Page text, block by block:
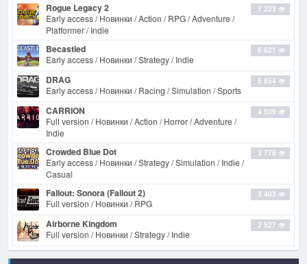
7 223
Rogue Legacy 2
Early access / Новинки / Action / RPG / Adventure /
Platformer / Indie
6 621
Becastled
Early access / Новинки / Strategy / Indie
5 854
DRAG
Early access / Новинки / Racing / Simulation / Sports
4 509
CARRION
Full version / Новинки / Action / Horror / Adventure /
Indie
3 779
Crowded Blue Dot
Early access / Новинки / Strategy / Simulation / Indie /
Casual
3 403
Fallout: Sonora (Fallout 2)
Full version / Новинки / RPG
2 527
Airborne Kingdom
Full version / Новинки / Strategy / Indie